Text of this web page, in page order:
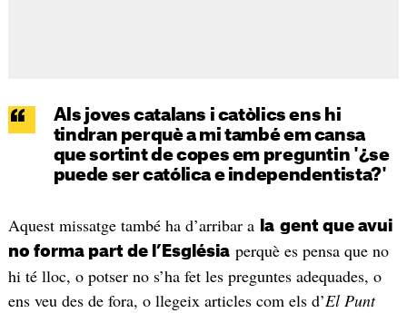
Als joves catalans i catòlics ens hi
tindran perquè a mi també em cansa
que sortint de copes em preguntin '¿se
puede ser católica e independentista?'
Aquest missatge també ha d’arribar a la gent que avui
no forma part de l’Esglésiaperquè es pensa que no
hi té lloc, o potser no s’ha fet les preguntes adequades, o
ens veu des de fora, o llegeix articles com els d’El Punt